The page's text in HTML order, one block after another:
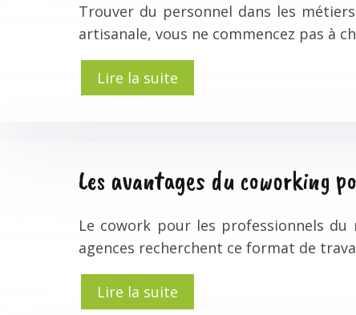
Trouver du personnel dans les
artisanale, vous ne commencez pas à
Lire la suite
Les avantages du coworking
Le cowork pour les professionnels
agences recherchent ce format de
Lire la suite